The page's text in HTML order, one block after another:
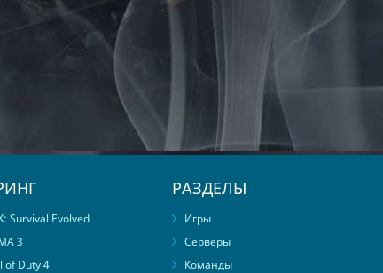
Survival Evolved
3
of Duty 4
РАЗДЕЛЫ
Игры
Серверы
Команды